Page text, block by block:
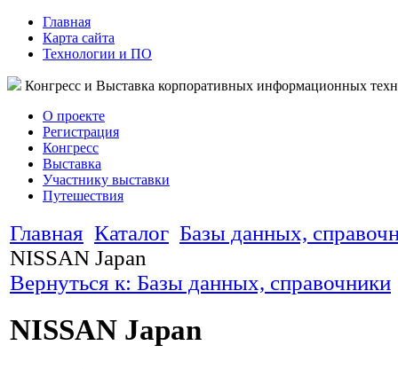
Главная
Карта сайта
Технологии и ПО
Конгресс и Выставка корпоративных информационных
О проекте
Регистрация
Конгресс
Выставка
Участнику выставки
Путешествия
Главная Каталог Базы данных,
NISSAN Japan
Вернуться к: Базы данных, справочники
NISSAN Japan